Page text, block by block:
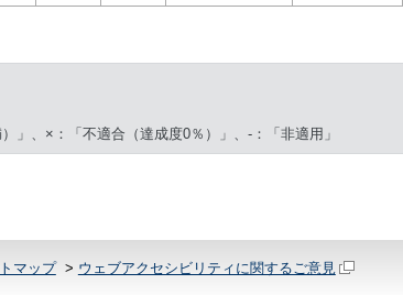
」、×：「不適合（達成度0％）」、-：「非適用」
マップ> ウェブアクセシビリティに関するご意見